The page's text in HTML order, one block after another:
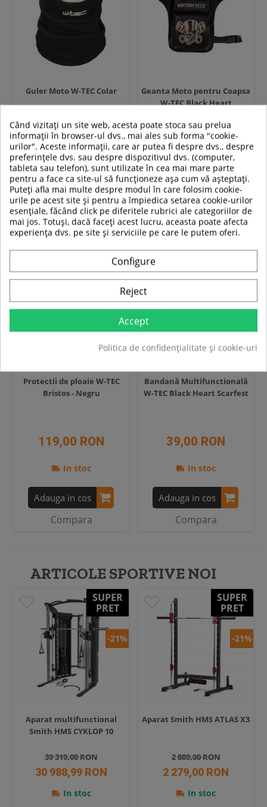
Guler Moto W-TEC Colar
29,00 RON
In stoc
Adauga in cos
Compara
Geanta Moto pentru Coapsa
W-TEC Black Heart
289,00 RON
In stoc
Adauga in cos
Compara
Protectii de ploaie W-TEC
Bristos - Negru
119,00 RON
In stoc
Adauga in cos
Compara
Bandană Multifunctională
W-TEC Black Heart Scarfest
39,00 RON
In stoc
Adauga in cos
Compara
ARTICOLE SPORTIVE NOI
SUPER
PRET
-21%
Aparat multifunctional
Smith HMS CYKLOP 10
39 319,00 RON
30 988,99 RON
In stoc
SUPER
PRET
-21%
Aparat Smith HMS ATLAS X3
2 889,00 RON
2 279,00 RON
In stoc
Când vizitați un site web, acesta poate stoca sau prelua
informații în browser-ul dvs., mai ales sub forma "cookie-
urilor". Aceste informații, care ar putea fi despre dvs., despre
preferințele dvs. sau despre dispozitivul dvs. (computer,
tableta sau telefon), sunt utilizate în cea mai mare parte
pentru a face ca site-ul să funcționeze așa cum vă așteptați.
Puteți afla mai multe despre modul în care folosim cookie-
urile pe acest site și pentru a împiedica setarea cookie-urilor
esențiale, făcând click pe diferitele rubrici ale categoriilor de
mai jos. Totuși, dacă faceți acest lucru, aceasta poate afecta
experiența dvs. pe site și serviciile pe care le putem oferi.
Configure
Reject
Accept
Politica de confidențialitate și cookie-uri